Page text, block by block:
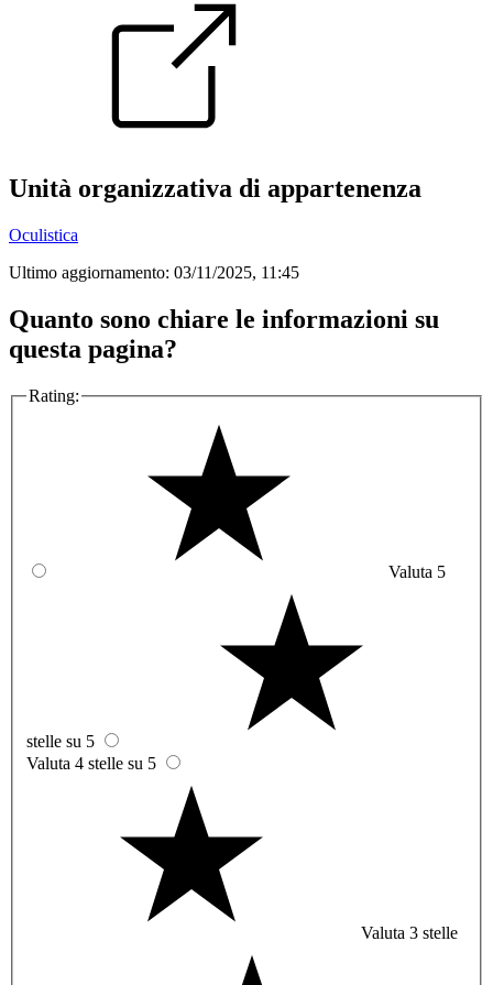
Unità organizzativa di appartenenza
Oculistica
Ultimo aggiornamento: 03/11/2025, 11:45
Quanto sono chiare le informazioni su
questa pagina?
Rating:
Valuta 5
stelle su 5
Valuta 4 stelle su 5
Valuta 3 stelle